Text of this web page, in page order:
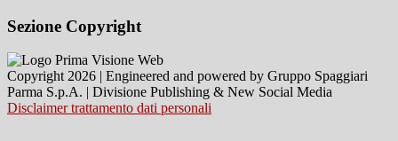
Sezione Copyright
Copyright 2026 | Engineered and powered by Gruppo Spaggiari
Parma S.p.A. | Divisione Publishing & New Social Media
Disclaimer trattamento dati personali